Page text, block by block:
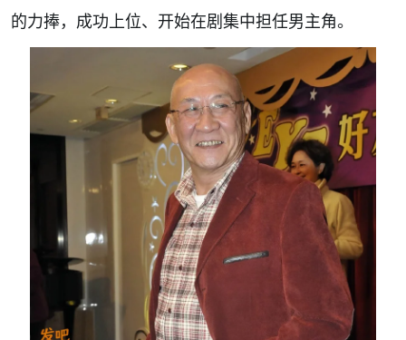
的力捧，成功上位、开始在剧集中担任男主角。